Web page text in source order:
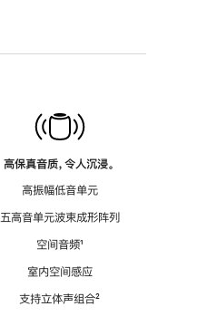
高保真音质，令人沉浸。
高振幅低音单元
五高音单元波束成形阵列
空间音频脚
¹
室内空间感应
支持立体声组合脚
²